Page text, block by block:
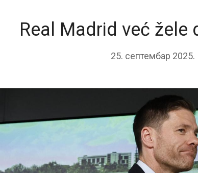
Real Madrid već žele
25. септембар 2025.